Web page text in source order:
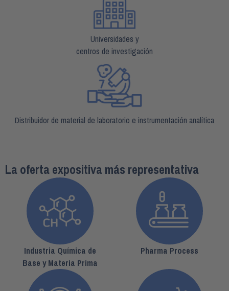
Universidades y
centros de investigación
Distribuidor de material de laboratorio e instrumentación analítica
La oferta expositiva más representativa
Industria Química de
Base y Materia Prima
Pharma Process